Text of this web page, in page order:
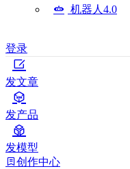
机器人4.0
登录
发文章
发产品
发模型
创作中心